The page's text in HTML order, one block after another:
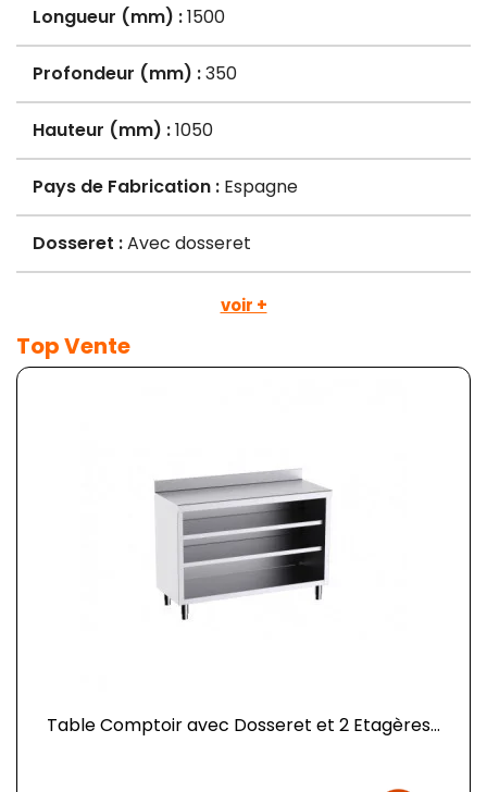
Longueur (mm) :1500
Profondeur (mm) :350
Hauteur (mm) :1050
Pays de Fabrication : Espagne
Dosseret :Avec dosseret
voir +
Top Vente
Table Comptoir avec Dosseret et 2 Etagères...